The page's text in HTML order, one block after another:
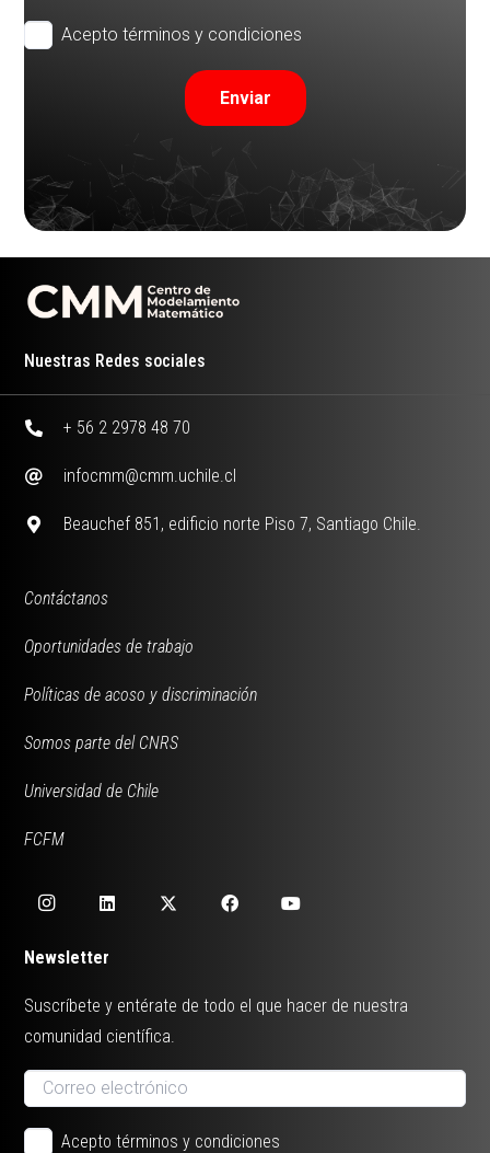
Acepto términos y condiciones
Enviar
Nuestras Redes sociales
+ 56 2 2978 48 70
infocmm@cmm.uchile.cl
Beauchef 851, edificio norte Piso 7, Santiago Chile.
Contáctanos
Oportunidades de trabajo
Políticas de acoso y discriminación
Somos parte del CNRS
Universidad de Chile
FCFM
Newsletter
Suscríbete y entérate de todo el que hacer de nuestra
comunidad científica.
Acepto términos y condiciones